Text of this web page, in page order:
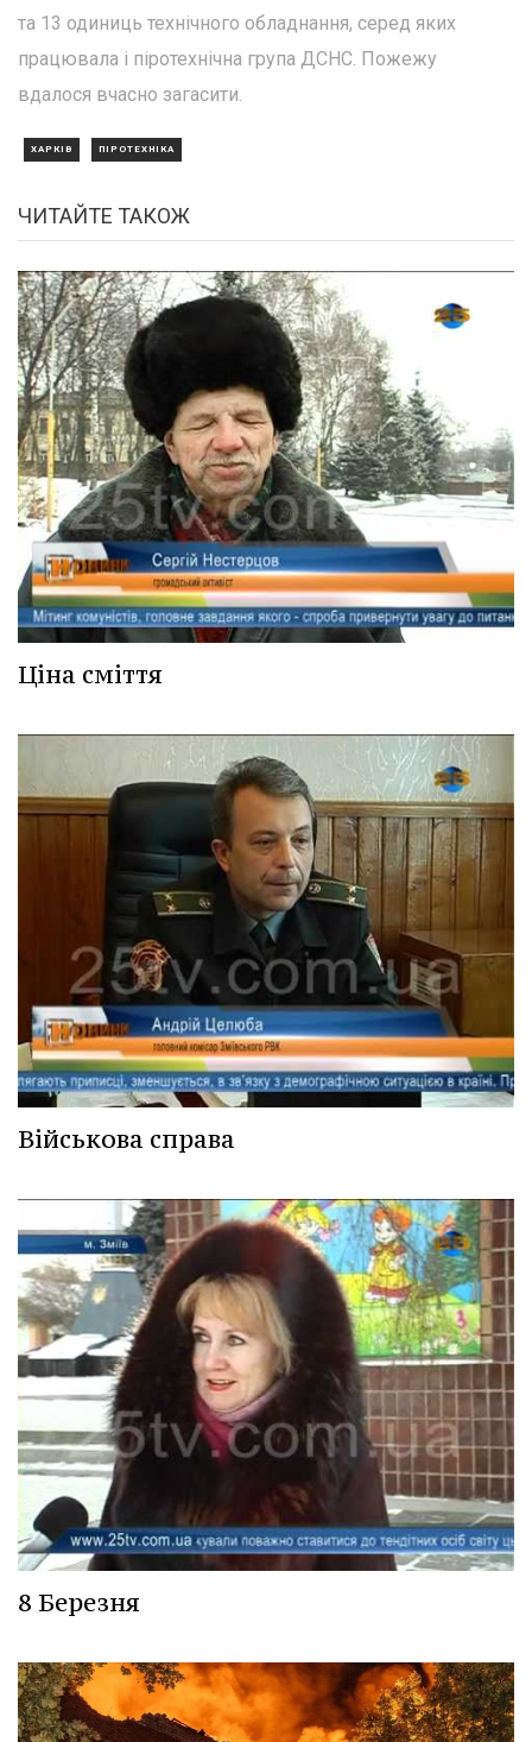
та 13 одиниць технічного обладнання, серед яких
працювала і піротехнічна група ДСНС. Пожежу
вдалося вчасно загасити.
ХАРКІВ ПІРОТЕХНІКА
ЧИТАЙТЕ ТАКОЖ
Ціна сміття
Військова справа
8 Березня